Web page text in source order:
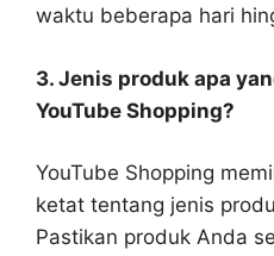
waktu beberapa hari
3. Jenis produk apa
YouTube Shopping?
YouTube Shopping
ketat tentang jenis
Pastikan produk Anda